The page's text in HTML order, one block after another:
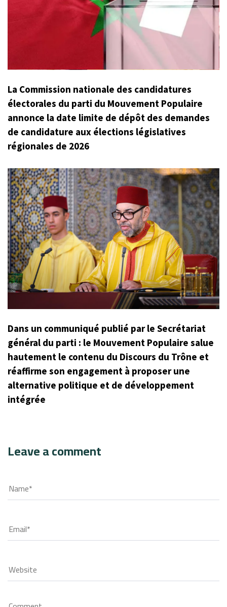
La Commission nationale des candidatures
électorales du parti du Mouvement Populaire
annonce la date limite de dépôt des demandes
de candidature aux élections législatives
régionales de 2026
Dans un communiqué publié par le Secrétariat
général du parti : le Mouvement Populaire salue
hautement le contenu du Discours du Trône et
réaffirme son engagement à proposer une
alternative politique et de développement
intégrée
Leave a comment